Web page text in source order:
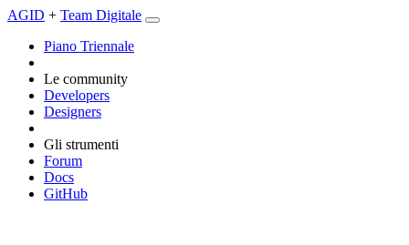
AGID + Team Digitale
Piano Triennale
Le community
Developers
Designers
Gli strumenti
Forum
Docs
GitHub